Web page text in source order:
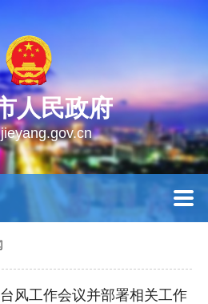
人民政府
风工作会议并部署相关工作